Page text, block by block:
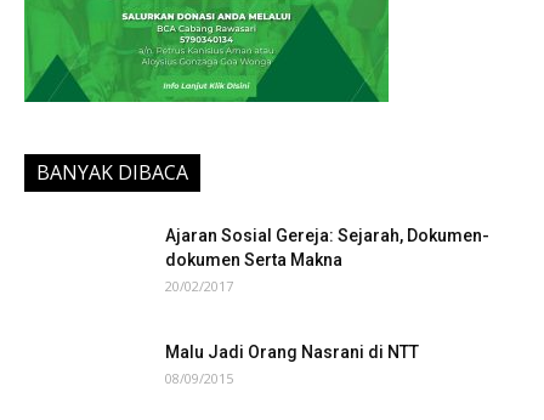
BANYAK DIBACA
Ajaran Sosial Gereja: Sejarah, Dokumen-
dokumen Serta Makna
20/02/2017
Malu Jadi Orang Nasrani di NTT
08/09/2015